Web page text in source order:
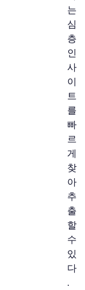
는
심
층
인
사
이
트
를
빠
르
게
찾
아
추
출
할
수
있
다
.